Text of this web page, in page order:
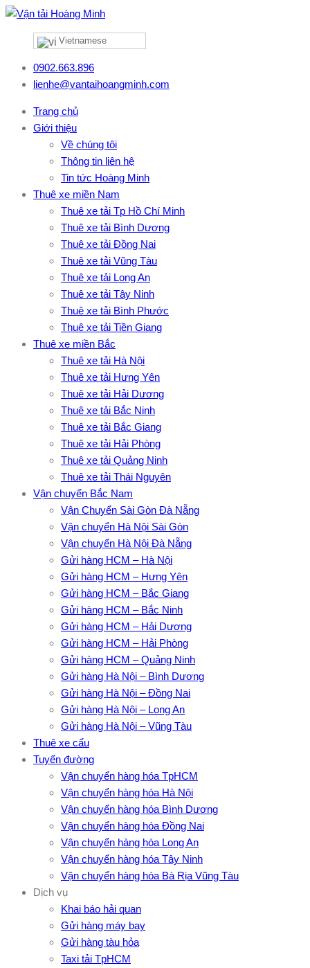
Vietnamese
0902.663.896
lienhe@vantaihoangminh.com
Trang chủ
Giới thiệu
Về chúng tôi
Thông tin liên hệ
Tin tức Hoàng Minh
Thuê xe miền Nam
Thuê xe tải Tp Hồ Chí Minh
Thuê xe tải Bình Dương
Thuê xe tải Đồng Nai
Thuê xe tải Vũng Tàu
Thuê xe tải Long An
Thuê xe tải Tây Ninh
Thuê xe tải Bình Phước
Thuê xe tải Tiền Giang
Thuê xe miền Bắc
Thuê xe tải Hà Nội
Thuê xe tải Hưng Yên
Thuê xe tải Hải Dương
Thuê xe tải Bắc Ninh
Thuê xe tải Bắc Giang
Thuê xe tải Hải Phòng
Thuê xe tải Quảng Ninh
Thuê xe tải Thái Nguyên
Vận chuyển Bắc Nam
Vận Chuyển Sài Gòn Đà Nẵng
Vận chuyển Hà Nội Sài Gòn
Vận chuyển Hà Nội Đà Nẵng
Gửi hàng HCM – Hà Nội
Gửi hàng HCM – Hưng Yên
Gửi hàng HCM – Bắc Giang
Gửi hàng HCM – Bắc Ninh
Gửi hàng HCM – Hải Dương
Gửi hàng HCM – Hải Phòng
Gửi hàng HCM – Quảng Ninh
Gửi hàng Hà Nội – Bình Dương
Gửi hàng Hà Nội – Đồng Nai
Gửi hàng Hà Nội – Long An
Gửi hàng Hà Nội – Vũng Tàu
Thuê xe cẩu
Tuyến đường
Vận chuyển hàng hóa TpHCM
Vận chuyển hàng hóa Hà Nội
Vận chuyển hàng hóa Bình Dương
Vận chuyển hàng hóa Đồng Nai
Vận chuyển hàng hóa Long An
Vận chuyển hàng hóa Tây Ninh
Vận chuyển hàng hóa Bà Rịa Vũng Tàu
Dịch vụ
Khai báo hải quan
Gửi hàng máy bay
Gửi hàng tàu hỏa
Taxi tải TpHCM